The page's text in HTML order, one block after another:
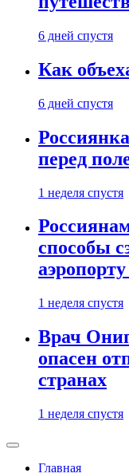
6 дней спустя
Как
6 дней спустя
перед
1 неделя спустя
способы
1 неделя спустя
Врач
опасен
странах
1 неделя спустя
Главная